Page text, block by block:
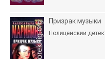
Призрак музыки
Полицейский